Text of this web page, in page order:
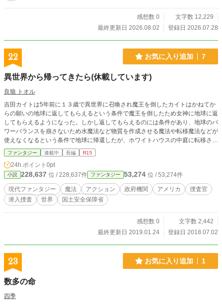
感想数 0
文字数 12,229
最終更新日 2026.08.02
登録日 2026.07.28
22 お気に入り追加 7
異世界から帰ってきたら(休載しています)
良狼 トオル
吉田カイトは5年前に１３歳で異世界に召喚され魔王を倒したカイトはかねてか
らの願いの地球に返してもらえるという条件で魔王を倒したため女神に地球に返
してもらえるようになった。しかし返してもらえるのには条件があり、地球のパ
ワーバランスを崩さないため水魔法など物質を作成させる魔法や転移魔法などが
使えなくなるという条件で地球に帰還したが、ホワイトハウスの中庭に転移させ
られていた。 そこで不審者として拘束され、彼の祖父の知り合いの人の名前
を出したがなかなか信じてもらえなくて、偶然、祖父の知り合いの元アメリカ海
軍第７艦隊司令のリチャード・ヒットマンに会い。開放してもらい彼に事情を話
したら、まさか大統領にあうとは思っていなかったがあいヒットマンが現在働い
ている国土安全保障省の特別捜査官に任命されてしまった。そんな彼がアメリカ
を、世界を救う話です。
ファンタジー 連載中 長編 R15
24h.ポイント 0pt
小説 228,637 位 / 228,637件 ファンタジー 53,274 位 / 53,274件
現代ファンタジー 魔法 アクション 政府機関 アメリカ
捜査官
潜入捜査
世界 国土安全保障省
感想数 0
文字数 2,442
最終更新日 2019.01.24
登録日 2018.07.02
23 お気に入り追加 1
数多の命
四季